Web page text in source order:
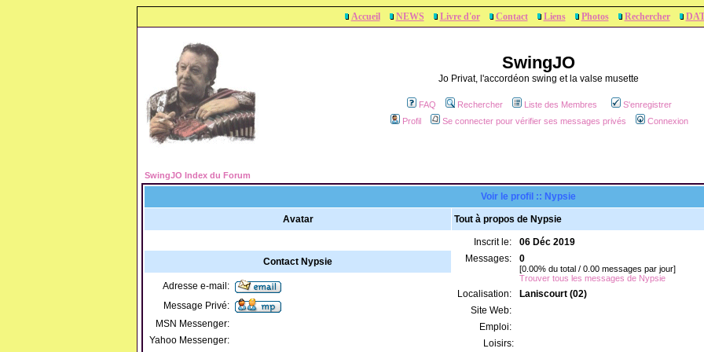
Accueil NEWS Livre d'or Contact Liens Photos Rechercher
SwingJO
Jo Privat, l'accordéon swing et la valse musette
FAQ Rechercher Liste des Membres
S'enregistrer
Profil
Se connecter pour vérifier ses messages privés Connexion
SwingJO Index du Forum
Voir le profil :: Nypsie
Avatar Tout à propos de Nypsie
Inscrit le:
06 Déc 2019
Messages:
0
[0.00% du total / 0.00 messages par jour]
Trouver tous les messages de Nypsie
Localisation:
Laniscourt (02)
Site Web:
Emploi:
Loisirs:
Contact Nypsie
Adresse e-mail:
Message Privé:
MSN Messenger:
Yahoo Messenger: